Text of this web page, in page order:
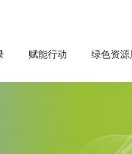
赋能行动 绿色资源